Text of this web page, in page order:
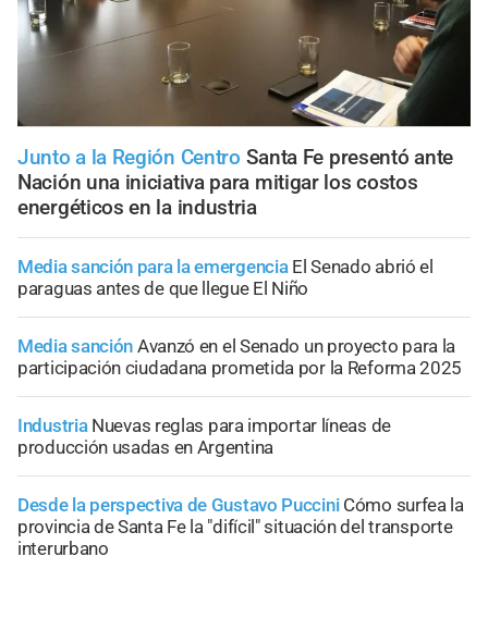
Junto a la Región Centro Santa Fe presentó ante
Nación una iniciativa para mitigar los costos
energéticos en la industria
Media sanción para la emergencia El Senado abrió el
paraguas antes de que llegue El Niño
Media sanción Avanzó en el Senado un proyecto para la
participación ciudadana prometida por la Reforma 2025
Industria Nuevas reglas para importar líneas de
producción usadas en Argentina
Desde la perspectiva de Gustavo Puccini Cómo surfea la
provincia de Santa Fe la "difícil" situación del transporte
interurbano